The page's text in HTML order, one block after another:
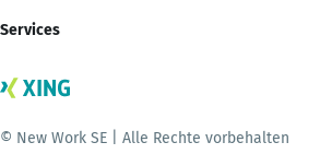
Services
© New Work SE | Alle Rechte vorbehalten